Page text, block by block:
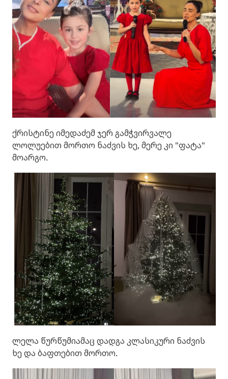
ქრისტინე იმედაძემ ჯერ გამჭვირვალე
ლოლუებით მორთო ნაძვის ხე, მერე კი "ფატა"
მოარგო.
ლელა წურწუმიამაც დადგა კლასიკური ნაძვის
ხე და ბაფთებით მორთო.